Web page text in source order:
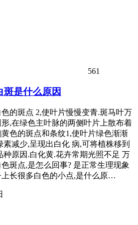
561
斑是什么原因
的斑点 2,使叶片慢慢变青.斑马叶万
,在绿色主叶脉的两侧叶片上散布着
色的斑点和条纹1,使叶片绿色渐渐
减少,呈现出白化 病,可将植株移到
种原因.白化黄.花卉常期光照不足 万
斑点,是怎么回事? 是正常生理现象
长很多白色的小点,是什么原…